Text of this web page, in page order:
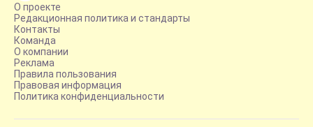
О проекте
Редакционная политика и стандарты
Контакты
Команда
О компании
Реклама
Правила пользования
Правовая информация
Политика конфиденциальности